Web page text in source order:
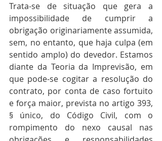
Trata-se de situação que gera a
impossibilidade de cumprir a
obrigação originariamente assumida,
sem, no entanto, que haja culpa (em
sentido amplo) do devedor. Estamos
diante da Teoria da Imprevisão, em
que pode-se cogitar a resolução do
contrato, por conta de caso fortuito
e força maior, prevista no artigo 393,
§ único, do Código Civil, com o
rompimento do nexo causal nas